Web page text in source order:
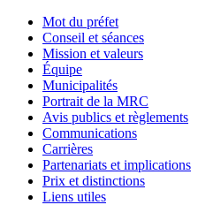
Mot du préfet
Conseil et séances
Mission et valeurs
Équipe
Municipalités
Portrait de la MRC
Avis publics et règlements
Communications
Carrières
Partenariats et implications
Prix et distinctions
Liens utiles